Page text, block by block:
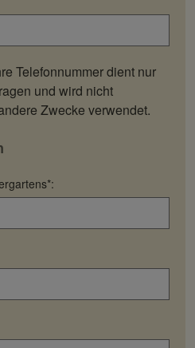
Telefonnummer dient nur
und wird nicht
Zwecke verwendet.